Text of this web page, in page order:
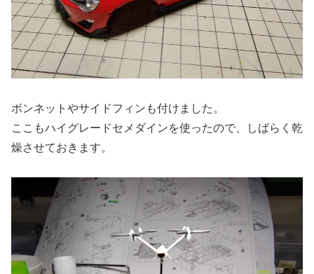
ボンネットやサイドフィンも付けました。
ここもハイグレードセメダインを使ったので、しばらく乾
燥させておきます。